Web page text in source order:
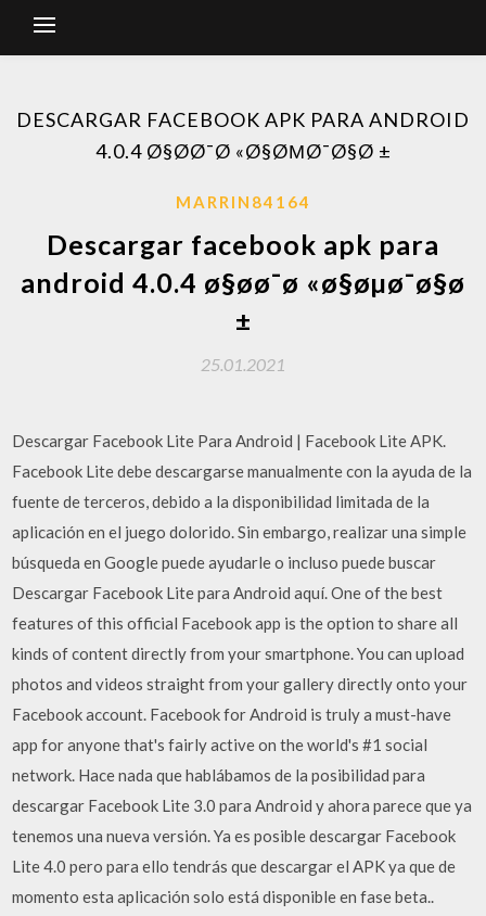
DESCARGAR FACEBOOK APK PARA ANDROID
4.0.4 Ø§ØØ¯Ø «Ø§ØΜØ¯Ø§Ø ±
MARRIN84164
Descargar facebook apk para
android 4.0.4 ø§øø¯ø «ø§øµø¯ø§ø
±
25.01.2021
Descargar Facebook Lite Para Android | Facebook Lite APK.
Facebook Lite debe descargarse manualmente con la ayuda de la
fuente de terceros, debido a la disponibilidad limitada de la
aplicación en el juego dolorido. Sin embargo, realizar una simple
búsqueda en Google puede ayudarle o incluso puede buscar
Descargar Facebook Lite para Android aquí. One of the best
features of this official Facebook app is the option to share all
kinds of content directly from your smartphone. You can upload
photos and videos straight from your gallery directly onto your
Facebook account. Facebook for Android is truly a must-have
app for anyone that's fairly active on the world's #1 social
network. Hace nada que hablábamos de la posibilidad para
descargar Facebook Lite 3.0 para Android y ahora parece que ya
tenemos una nueva versión. Ya es posible descargar Facebook
Lite 4.0 pero para ello tendrás que descargar el APK ya que de
momento esta aplicación solo está disponible en fase beta..